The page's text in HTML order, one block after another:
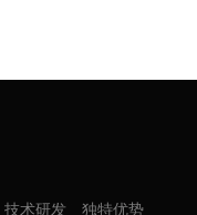
技术研发 独特优势